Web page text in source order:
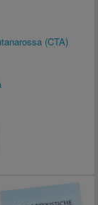
(CTA)